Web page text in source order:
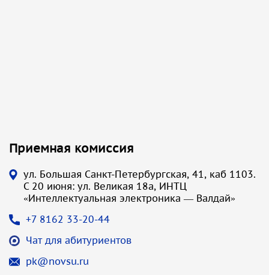
Приемная комиссия
ул. Большая Санкт-Петербургская, 41, каб 1103.
С 20 июня: ул. Великая 18а, ИНТЦ
«Интеллектуальная электроника — Валдай»
+7 8162 33-20-44
Чат для абитуриентов
pk@novsu.ru